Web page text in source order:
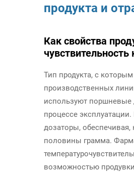
продукта и
Как свойства
Тип продукта, с
производственных
используют поршневые
процессе
дозаторы, обеспечивая,
половины грамма.
возможностью